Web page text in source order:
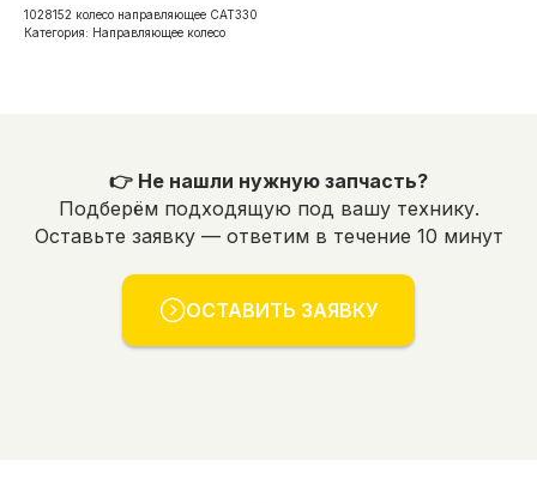
1028152 колесо направляющее CAT330
Категория: Направляющее колесо
👉 Не нашли нужную запчасть?
Подберём подходящую под вашу технику.
Оставьте заявку — ответим в течение 10 минут
ОСТАВИТЬ ЗАЯВКУ